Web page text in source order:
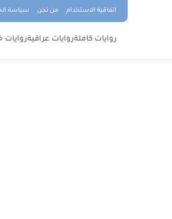
اتفاقية الاستخدام من نحن سياسة
روايات كاملةروايات عراقيةروايات